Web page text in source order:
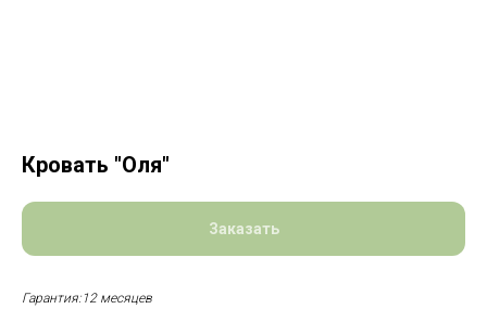
Кровать "Оля"
Заказать
Гарантия:12 месяцев